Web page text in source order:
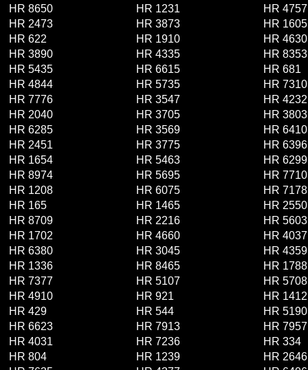
HR 8650
HR 1231
HR 4757
HR 2473
HR 3873
HR 1605
HR 622
HR 1910
HR 4630
HR 3890
HR 4335
HR 8353
HR 5435
HR 6615
HR 681
HR 4844
HR 5735
HR 7310
HR 7776
HR 3547
HR 4232
HR 2040
HR 3705
HR 3803
HR 6285
HR 3569
HR 6410
HR 2451
HR 3775
HR 6396
HR 1654
HR 5463
HR 6299
HR 8974
HR 5695
HR 7710
HR 1208
HR 6075
HR 7178
HR 165
HR 1465
HR 2550
HR 8709
HR 2216
HR 5603
HR 1702
HR 4660
HR 4037
HR 6380
HR 3045
HR 4359
HR 1336
HR 8465
HR 1788
HR 7377
HR 5107
HR 5708
HR 4910
HR 921
HR 1412
HR 429
HR 544
HR 5190
HR 6623
HR 7913
HR 7957
HR 4031
HR 7236
HR 334
HR 804
HR 1239
HR 2646